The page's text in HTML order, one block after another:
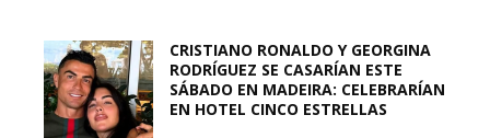
CRISTIANO RONALDO Y GEORGINA
RODRÍGUEZ SE CASARÍAN ESTE
SÁBADO EN MADEIRA: CELEBRARÍAN
EN HOTEL CINCO ESTRELLAS